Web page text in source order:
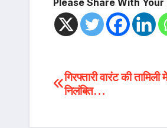
Post
गिरफ्तारी वारंट की तामिली
निलंबित…